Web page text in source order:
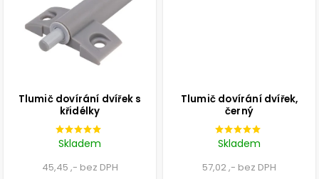
Tlumič dovírání dvířek s
křidélky
Skladem
45,45 ,- bez DPH
Tlumič dovírání dvířek,
černý
Skladem
57,02 ,- bez DPH